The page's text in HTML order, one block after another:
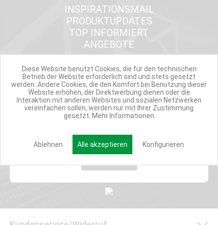
INSPIRATIONSMAIL
PRODUKTUPDATES
TOP INFORMIERT
ANGEBOTE
Werde Teil der Miweba Community!
Verpasse nie wieder exklusive Newsletter-Rabatte und Aktionen
Diese Website benutzt Cookies, die für den technischen
Betrieb der Website erforderlich sind und stets gesetzt
werden. Andere Cookies, die den Komfort bei Benutzung dieser
Website erhöhen, der Direktwerbung dienen oder die
Interaktion mit anderen Websites und sozialen Netzwerken
vereinfachen sollen, werden nur mit Ihrer Zustimmung
gesetzt. Mehr Informationen
Ablehnen Alle akzeptieren Konfigurieren